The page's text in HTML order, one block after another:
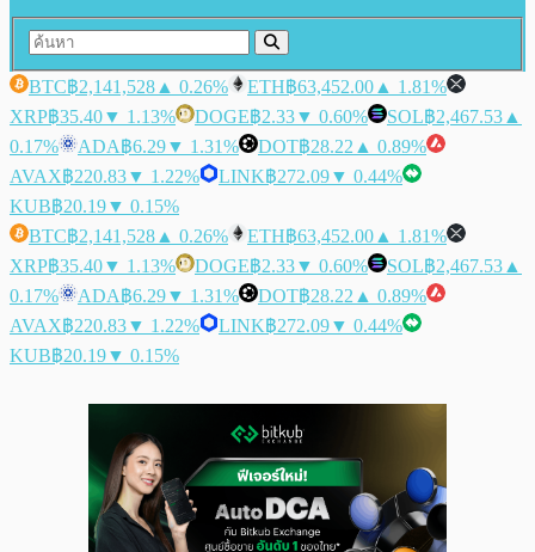
BTC฿2,141,528 ▲ 0.26% ETH฿63,452.00 ▲ 1.81%
XRP฿35.40▼ 1.13% DOGE฿2.33▼ 0.60% SOL฿2,467.53 ▲
0.17%
ADA฿6.29▼ 1.31% DOT฿28.22 ▲ 0.89%
AVAX฿220.83▼ 1.22% LINK฿272.09▼ 0.44%
KUB฿20.19▼ 0.15%
BTC฿2,141,528 ▲ 0.26% ETH฿63,452.00 ▲ 1.81%
XRP฿35.40▼ 1.13% DOGE฿2.33▼ 0.60% SOL฿2,467.53 ▲
0.17%
ADA฿6.29▼ 1.31% DOT฿28.22 ▲ 0.89%
AVAX฿220.83▼ 1.22% LINK฿272.09▼ 0.44%
KUB฿20.19▼ 0.15%